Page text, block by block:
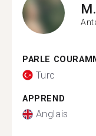
M.
PARLE
Turc
APPREND
Anglais